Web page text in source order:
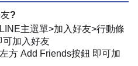
?
主選單>加入好友>行動條
可加入好友
方 Add Friends按鈕 即可加